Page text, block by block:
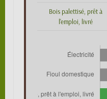
Bois palettisé, prêt à
l'emploi, livré